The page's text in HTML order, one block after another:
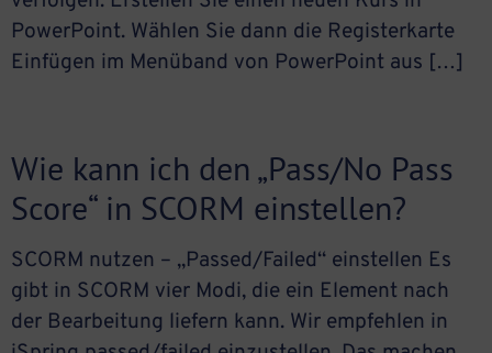
PowerPoint. Wählen Sie dann die Registerkarte
Einfügen im Menüband von PowerPoint aus […]
Wie kann ich den „Pass/No Pass
Score“ in SCORM einstellen?
SCORM nutzen – „Passed/Failed“ einstellen Es
gibt in SCORM vier Modi, die ein Element nach
der Bearbeitung liefern kann. Wir empfehlen in